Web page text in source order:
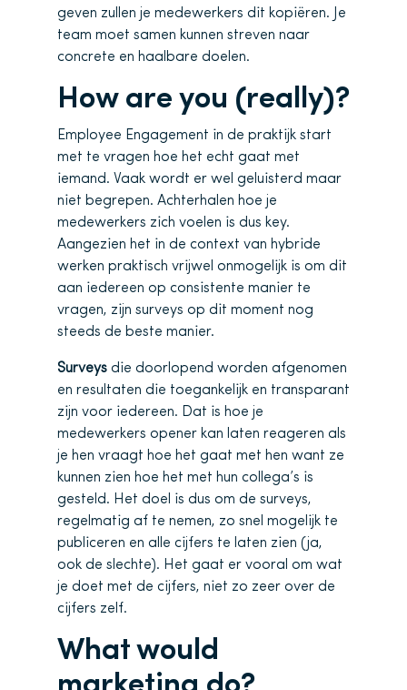
geven zullen je medewerkers dit kopiëren. Je
team moet samen kunnen streven naar
concrete en haalbare doelen.
How are you (really)?
Employee Engagement in de praktijk start
met te vragen hoe het echt gaat met
iemand. Vaak wordt er wel geluisterd maar
niet begrepen. Achterhalen hoe je
medewerkers zich voelen is dus key.
Aangezien het in de context van hybride
werken praktisch vrijwel onmogelijk is om dit
aan iedereen op consistente manier te
vragen, zijn surveys op dit moment nog
steeds de beste manier.
Surveys die doorlopend worden afgenomen
en resultaten die toegankelijk en transparant
zijn voor iedereen. Dat is hoe je
medewerkers opener kan laten reageren als
je hen vraagt hoe het gaat met hen want ze
kunnen zien hoe het met hun collega’s is
gesteld. Het doel is dus om de surveys,
regelmatig af te nemen, zo snel mogelijk te
publiceren en alle cijfers te laten zien (ja,
ook de slechte). Het gaat er vooral om wat
je doet met de cijfers, niet zo zeer over de
cijfers zelf.
What would